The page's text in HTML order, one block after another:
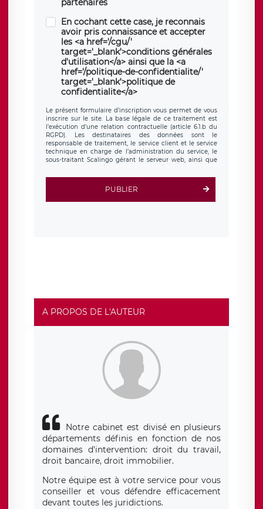
partenaires
En cochant cette case, je reconnais
avoir pris connaissance et accepter
les <a href='/cgu/'
target='_blank'>conditions générales
d'utilisation</a> ainsi que la <a
href='/politique-de-confidentialite/'
target='_blank'>politique de
confidentialite</a>
Le présent formulaire d’inscription vous permet de vous
inscrire sur le site. La base légale de ce traitement est
l’exécution d’une relation contractuelle (article 6.1.b du
RGPD). Les destinataires des données sont le
responsable de traitement, le service client et le service
technique en charge de l’administration du service, le
sous-traitant Scalingo gérant le serveur web, ainsi que
toute personne légalement autorisée. Le formulaire
d’inscription est hébergé sur un serveur hébergé par
clauses de
protection conformes au RGPD
. Les données collectées
sont conservées jusqu’à ce que l’Internaute en sollicite la
rue Léopold Sédar Senghor, joignable à l’adresse mail :
responsabledetraitement@legavox.fr. Vous avez
également le droit d’introduire une réclamation auprès
d’une autorité de contrôle.
PUBLIER
A PROPOS DE L'AUTEUR
Notre cabinet est divisé en plusieurs
départements définis en fonction de nos
domaines d'intervention: droit du travail,
droit bancaire, droit immobilier.
Notre équipe est à votre service pour vous
conseiller et vous défendre efficacement
devant toutes les juridictions.